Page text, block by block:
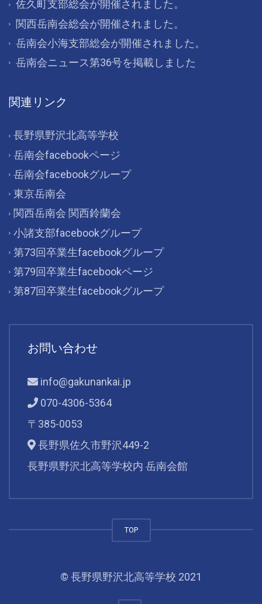
佐久町支部総会が開催されました。
関西岳南会総会が開催されました。
岳南会小海支部総会が開催されました。
岳南会ニュース第36号を掲載しました
関連リンク
長野県野沢北高等学校
岳南会facebookページ
岳南会facebookグループ
東京岳南会
関西岳南会 関西鈴蘭会
小諸支部facebookグループ
第73回卒業生facebookグループ
第79回卒業生facebookページ
第87回卒業生facebookグループ
お問い合わせ
info@gakunankai.jp
070-4306-5364
〒385-0053
長野県佐久市野沢449-2
長野県野沢北高等学校内 岳南会館
TOP
© 長野県野沢北高等学校 2021